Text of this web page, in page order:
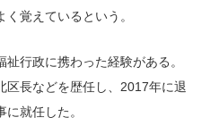
覚えているという。
行政に携わった経験がある。
区長などを歴任し、2017年に退
就任した。